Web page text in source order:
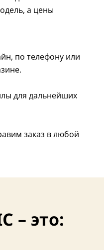
а цены
по телефону или
для дальнейших
заказ в любой
– это: